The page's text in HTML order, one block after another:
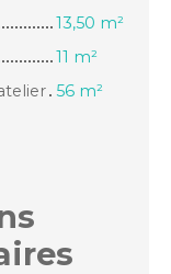
13,50 m²
11 m²
56 m²